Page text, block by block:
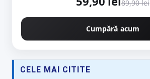
89,90 lei
Cumpără acum
CELE MAI CITITE